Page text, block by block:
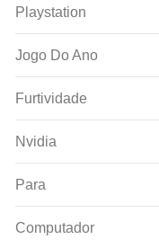
Playstation
Jogo Do Ano
Furtividade
Nvidia
Para
Computador